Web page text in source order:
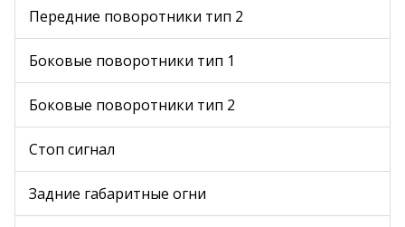
Передние поворотники тип 2
Боковые поворотники тип 1
Боковые поворотники тип 2
Стоп сигнал
Задние габаритные огни